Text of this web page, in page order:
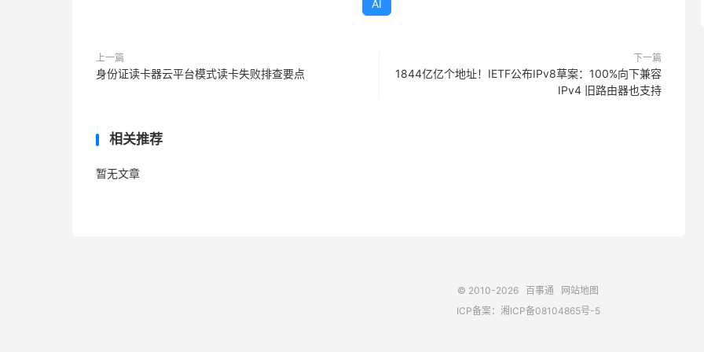
：“帮我审核这段内容，优化段落与章节之间的衔接流畅度。删掉“此外”“然而”
风格的同时，实现逻辑上的层层递进。内容如下：[粘贴你的文本]”
技巧四：精准定位并修正AI机械写作痕迹
：“帮我检查这段内容里常见的AI写作模式，并重写优化，让文本读起来更自
AI
上一篇
身份证读卡器云平台模式读卡失败排查要点
下一篇
1844亿亿个地址！IETF公布IPv8草案：100%向下兼容
IPv4 旧路由器也支持
相关推荐
暂无文章
© 2010-2026 百事通
网站地图
ICP备案： 湘ICP备08104865号-5